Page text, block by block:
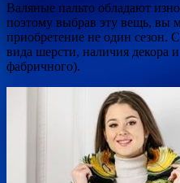
Валяные пальто обладают
поэтому выбрав эту вещь, вы
приобретение не один сезон.
вида шерсти, наличия декора
фабричного).